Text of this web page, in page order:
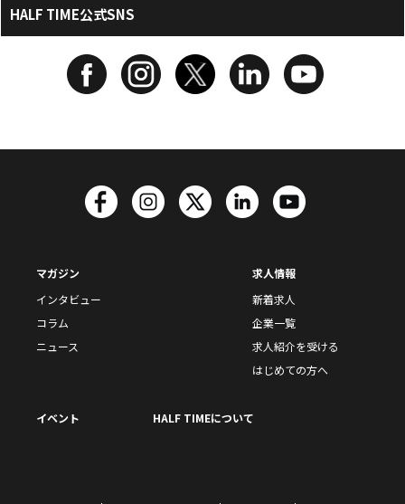
HALF TIME公式SNS
マガジン
インタビュー
コラム
ニュース
求人情報
新着求人
企業一覧
求人紹介を受ける
はじめての方へ
イベント HALF TIMEについて